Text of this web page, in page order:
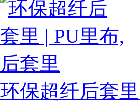
环保超纤后套